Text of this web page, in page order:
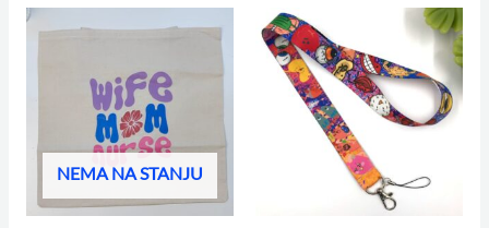
NEMA NA STANJU